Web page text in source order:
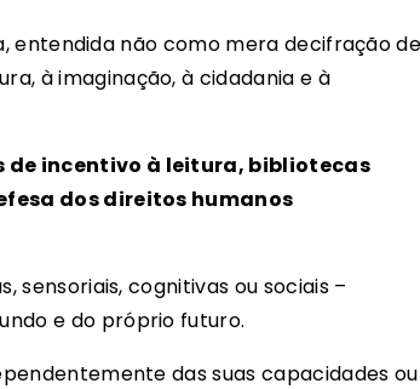
entendida não como mera decifração
à imaginação, à cidadania e à
incentivo à leitura, bibliotecas
dos direitos humanos
sensoriais, cognitivas ou sociais –
e do próprio futuro.
das suas capacidades ou